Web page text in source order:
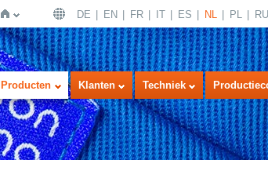
Home
DE EN FR IT ES NL PL RU
Producten Klanten Techniek